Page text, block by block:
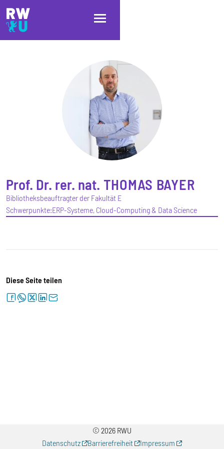
Direkt zum Inhalt
Direkt zur Hauptnavigation
Direkt zum Fußbereich
Prof. Dr. rer. nat. THOMAS BAYER
Bibliotheksbeauftragter der Fakultät E
Schwerpunkte:ERP-Systeme, Cloud-Computing & Data Science
Diese Seite teilen
facebookwhatsapptwitterlinkedinletter
© 2026 RWU
Datenschutz
Barrierefreiheit Impressum